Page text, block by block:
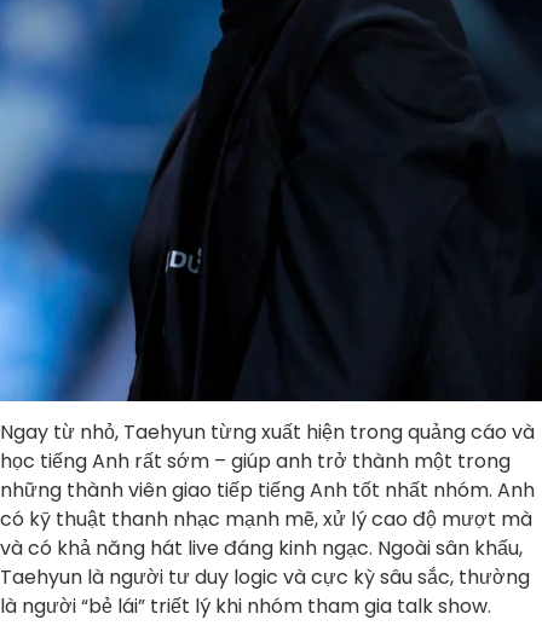
Ngay từ nhỏ, Taehyun từng xuất hiện trong quảng cáo và
học tiếng Anh rất sớm – giúp anh trở thành một trong
những thành viên giao tiếp tiếng Anh tốt nhất nhóm. Anh
có kỹ thuật thanh nhạc mạnh mẽ, xử lý cao độ mượt mà
và có khả năng hát live đáng kinh ngạc. Ngoài sân khấu,
Taehyun là người tư duy logic và cực kỳ sâu sắc, thường
là người “bẻ lái” triết lý khi nhóm tham gia talk show.